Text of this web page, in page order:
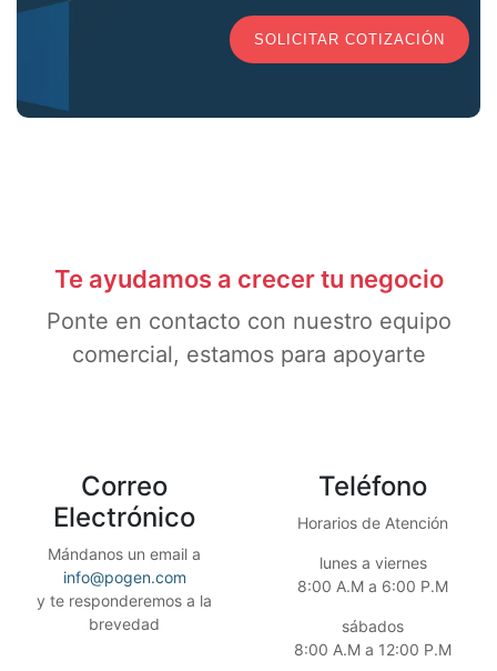
SOLICITAR COTIZACIÓN
Te ayudamos a crecer tu negocio
Ponte en contacto con nuestro equipo
comercial, estamos para apoyarte
Correo
Electrónico
Mándanos un email a
info@pogen.com
y te responderemos a la
brevedad
Teléfono
Horarios de Atención
lunes a viernes
8:00 A.M a 6:00 P.M
sábados
8:00 A.M a 12:00 P.M